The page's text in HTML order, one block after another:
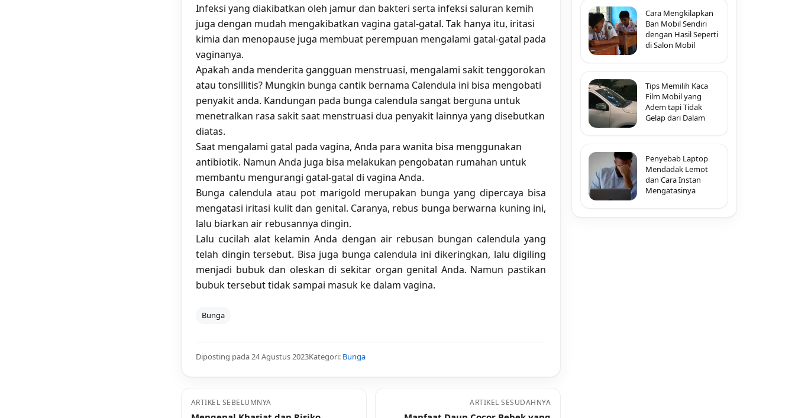
Infeksi yang diakibatkan oleh jamur dan bakteri serta infeksi saluran kemih
juga dengan mudah mengakibatkan vagina gatal-gatal. Tak hanya itu, iritasi
kimia dan menopause juga membuat perempuan mengalami gatal-gatal pada
vaginanya.
Apakah anda menderita gangguan menstruasi, mengalami sakit tenggorokan
atau tonsillitis? Mungkin bunga cantik bernama Calendula ini bisa mengobati
penyakit anda. Kandungan pada bunga calendula sangat berguna untuk
menetralkan rasa sakit saat menstruasi dua penyakit lainnya yang disebutkan
diatas.
Saat mengalami gatal pada vagina, Anda para wanita bisa menggunakan
antibiotik. Namun Anda juga bisa melakukan pengobatan rumahan untuk
membantu mengurangi gatal-gatal di vagina Anda.
Bunga calendula atau pot marigold merupakan bunga yang dipercaya bisa
mengatasi iritasi kulit dan genital. Caranya, rebus bunga berwarna kuning ini,
lalu biarkan air rebusannya dingin.
Lalu cucilah alat kelamin Anda dengan air rebusan bungan calendula yang
telah dingin tersebut. Bisa juga bunga calendula ini dikeringkan, lalu digiling
menjadi bubuk dan oleskan di sekitar organ genital Anda. Namun pastikan
bubuk tersebut tidak sampai masuk ke dalam vagina.
Bunga
Diposting pada 24 Agustus 2023Kategori: Bunga
ARTIKEL SEBELUMNYA ARTIKEL SESUDAHNYA
Cara Mengkilapkan
Ban Mobil Sendiri
dengan Hasil Seperti
di Salon Mobil
Tips Memilih Kaca
Film Mobil yang
Adem tapi Tidak
Gelap dari Dalam
Penyebab Laptop
Mendadak Lemot
dan Cara Instan
Mengatasinya